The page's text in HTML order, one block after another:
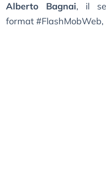
Alberto Bagnai, il
format